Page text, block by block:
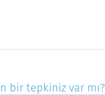
bir tepkiniz var mı?